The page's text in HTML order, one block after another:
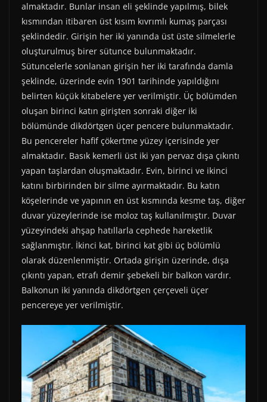
almaktadır. Bunlar insan eli şeklinde yapılmış, bilek
kısmından itibaren üst kısım kıvrımlı kumaş parçası
şeklindedir. Girişin her iki yanında üst üste silmelerle
oluşturulmuş birer sütunce bulunmaktadır.
Sütuncelerle sonlanan girişin her iki tarafında damla
şeklinde, üzerinde evin 1901 tarihinde yapıldığını
belirten küçük kitabelere yer verilmiştir. Üç bölümden
oluşan birinci katın girişten sonraki diğer iki
bölümünde dikdörtgen üçer pencere bulunmaktadır.
Bu pencereler hafif çökertme yüzey içerisinde yer
almaktadır. Basık kemerli üst iki yan pervaz dışa çıkıntı
yapan taşlardan oluşmaktadır. Evin, birinci ve ikinci
katını birbirinden bir silme ayırmaktadır. Bu katın
köşelerinde ve yapının en üst kısmında kesme taş, diğer
duvar yüzeylerinde ise moloz taş kullanılmıştır. Duvar
yüzeyindeki ahşap hatıllarla cephede hareketlik
sağlanmıştır. İkinci kat, birinci kat gibi üç bölümlü
olarak düzenlenmiştir. Ortada girişin üzerinde, dışa
çıkıntı yapan, etrafı demir şebekeli bir balkon vardır.
Balkonun iki yanında dikdörtgen çerçeveli üçer
pencereye yer verilmiştir.